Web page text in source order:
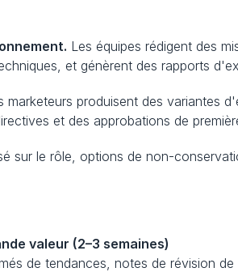
Les équipes rédigent des
et génèrent des rapports
marketeurs produisent des variantes
et des approbations de
sur le rôle, options de non-
valeur (2–3 semaines)
de tendances, notes de révision